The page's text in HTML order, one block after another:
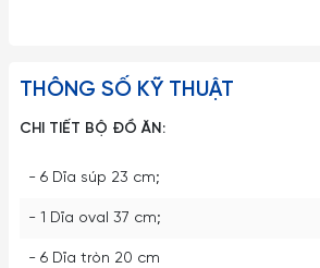
THÔNG SỐ KỸ THUẬT
CHI TIẾT BỘ ĐỒ ĂN:
- 6 Dĩa súp 23 cm;
- 1 Dĩa oval 37 cm;
- 6 Dĩa tròn 20 cm